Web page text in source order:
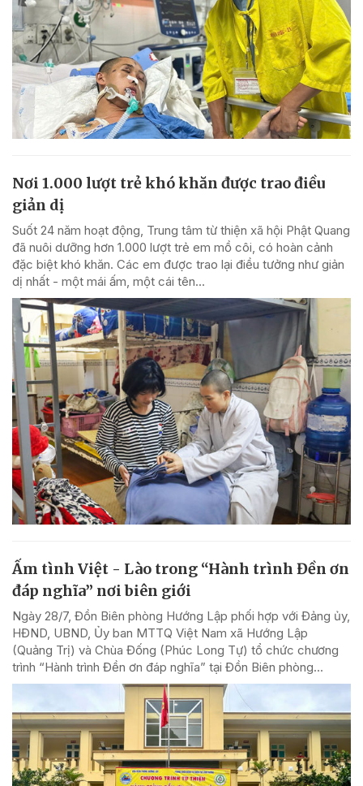
Nơi 1.000 lượt trẻ khó khăn được trao điều
giản dị
Suốt 24 năm hoạt động, Trung tâm từ thiện xã hội Phật Quang
đã nuôi dưỡng hơn 1.000 lượt trẻ em mồ côi, có hoàn cảnh
đặc biệt khó khăn. Các em được trao lại điều tưởng như giản
dị nhất - một mái ấm, một cái tên...
Ấm tình Việt - Lào trong “Hành trình Đền ơn
đáp nghĩa” nơi biên giới
Ngày 28/7, Đồn Biên phòng Hướng Lập phối hợp với Đảng ủy,
HĐND, UBND, Ủy ban MTTQ Việt Nam xã Hướng Lập
(Quảng Trị) và Chùa Đống (Phúc Long Tự) tổ chức chương
trình “Hành trình Đền ơn đáp nghĩa” tại Đồn Biên phòng...